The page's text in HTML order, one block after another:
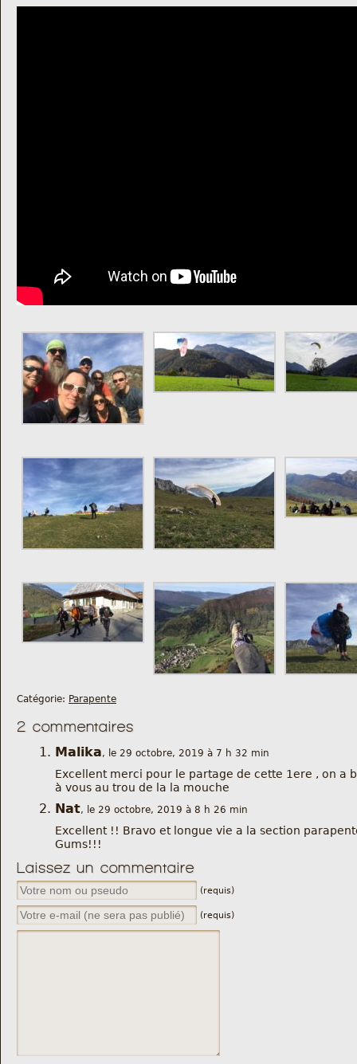
Catégorie: Parapente
2 commentaires
Malika, le 29 octobre, 2019 à 7 h 32 min
Excellent merci pour le partage de cette 1ere , on a
à vous au trou de la la mouche
Nat, le 29 octobre, 2019 à 8 h 26 min
Excellent !! Bravo et longue vie a la section
Gums!!!
Laissez un commentaire
(requis)
(requis)